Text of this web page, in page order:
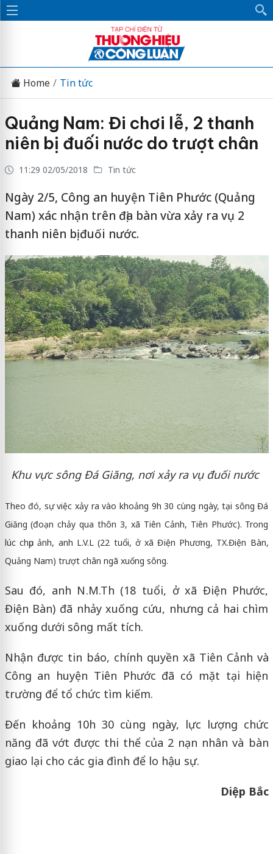
Home Tin tức
Quảng Nam: Đi chơi lễ, 2 thanh
niên bị đuối nước do trượt chân
11:29 02/05/2018 Tin tức
Ngày 2/5, Công an huyện Tiên Phước (Quảng
Nam) xác nhận trên địa bàn vừa xảy ra vụ 2
thanh niên bị đuối nước.
Khu vực sông Đá Giăng, nơi xảy ra vụ đuối nước
Theo đó, sự việc xảy ra vào khoảng 9h 30 cùng ngày, tại sông Đá
Giăng (đoạn chảy qua thôn 3, xã Tiên Cảnh, Tiên Phước). Trong
lúc chụp ảnh, anh L.V.L (22 tuổi, ở xã Điện Phương, TX.Điện Bàn,
Quảng Nam) trượt chân ngã xuống sông.
Sau đó, anh N.M.Th (18 tuổi, ở xã Điện Phước,
Điện Bàn) đã nhảy xuống cứu, nhưng cả hai chìm
xuống dưới sông mất tích.
Nhận được tin báo, chính quyền xã Tiên Cảnh và
Công an huyện Tiên Phước đã có mặt tại hiện
trường để tổ chức tìm kiếm.
Đến khoảng 10h 30 cùng ngày, lực lượng chức
năng đã vớt được thi thể của 2 nạn nhân và bàn
giao lại cho các gia đình để lo hậu sự.
Diệp Bắc